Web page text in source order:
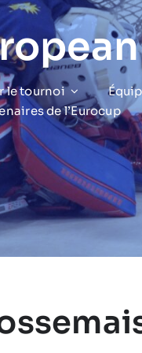
le tournoi
de l’Eurocup